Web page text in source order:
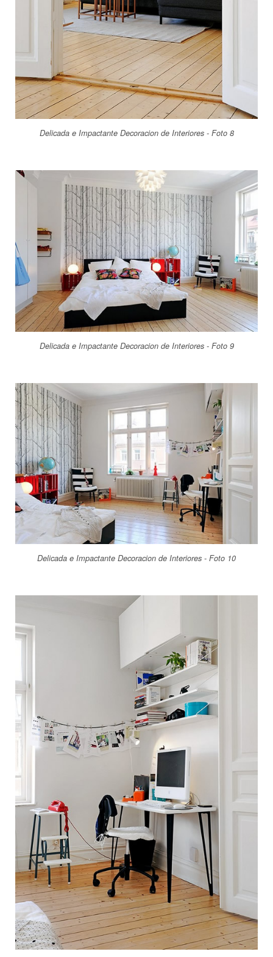
Delicada e Impactante Decoracion de Interiores - Foto 8
Delicada e Impactante Decoracion de Interiores - Foto 9
Delicada e Impactante Decoracion de Interiores - Foto 10